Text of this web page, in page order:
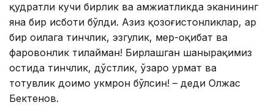
қудратли кучи бирлик ва ҳамжиҳатликда эканининг
яна бир исботи бўлди. Азиз қозоғистонликлар, ҳар
бир оилага тинчлик, эзгулик, меҳр-оқибат ва
фаровонлик тилайман! Бирлашган шанырақимиз
остида тинчлик, дўстлик, ўзаро ҳурмат ва
тотувлик доимо ҳукмрон бўлсин! – деди Олжас
Бектенов.